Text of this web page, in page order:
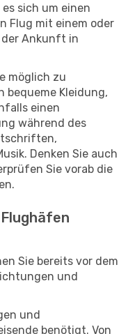
sich um einen
Flug mit einem oder
der Ankunft in
möglich zu
bequeme Kleidung,
einen
während des
Denken Sie auch
Sie vorab die
Sie bereits vor dem
und
und
benötigt. Von